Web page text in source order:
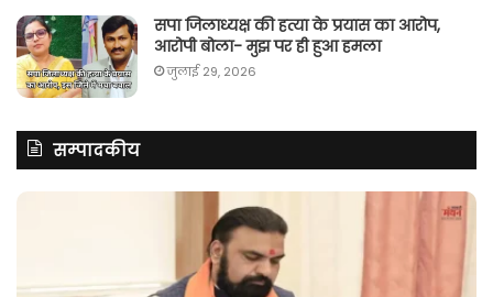
सपा जिलाध्यक्ष की हत्या के प्रयास का आरोप,
आरोपी बोला- मुझ पर ही हुआ हमला
जुलाई 29, 2026
सम्पादकीय